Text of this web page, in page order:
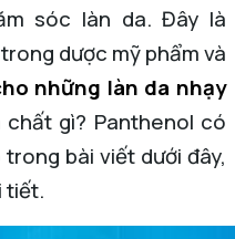
sóc làn da. Đây là
dược mỹ phẩm và
những làn da nhạy
gì? Panthenol có
bài viết dưới đây,
tiết.